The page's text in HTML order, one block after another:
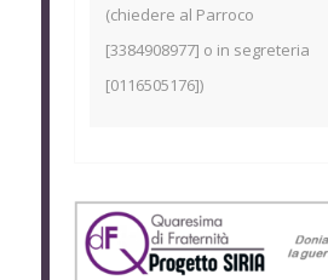
(chiedere al Parroco
[3384908977] o in segreteria
[0116505176])